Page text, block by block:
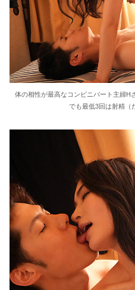
体の相性が最高なコンビニパート主婦H
でも最低3回は射精（